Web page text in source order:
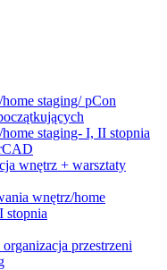
staging/ pCon
staging- I, II stopnia
wnętrz + warsztaty
wnętrz/home
stopnia
przestrzeni